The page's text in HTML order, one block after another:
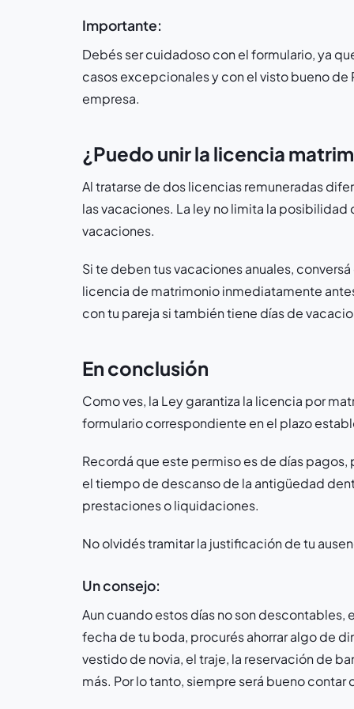
Importante:
Debés ser cuidadoso con el formulario, ya
casos excepcionales y con el visto bueno
empresa.
¿Puedo unir la licencia
Al tratarse de dos licencias remuneradas
las vacaciones. La ley no limita la
vacaciones.
Si te deben tus vacaciones anuales,
licencia de matrimonio inmediatamente
con tu pareja si también tiene días de
En conclusión
Como ves, la Ley garantiza la licencia por
formulario correspondiente en el plazo
Recordá que este permiso es de días
el tiempo de descanso de la antigüedad
prestaciones o liquidaciones.
No olvidés tramitar la justificación de tu
Un consejo:
Aun cuando estos días no son
fecha de tu boda, procurés ahorrar algo de
vestido de novia, el traje, la reservación de
más. Por lo tanto, siempre será bueno